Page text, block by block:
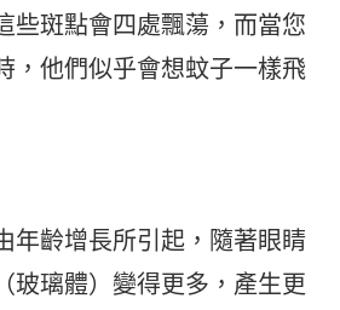
些斑點會四處飄蕩，而當您
，他們似乎會想蚊子一樣飛
年齡增長所引起，隨著眼睛
玻璃體）變得更多，產生更